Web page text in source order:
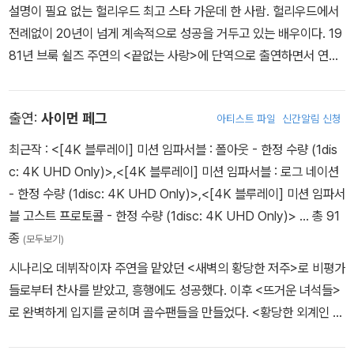
설명이 필요 없는 헐리우드 최고 스타 가운데 한 사람. 헐리우드에서
전례없이 20년이 넘게 계속적으로 성공을 거두고 있는 배우이다. 19
81년 브룩 쉴즈 주연의 <끝없는 사랑>에 단역으로 출연하면서 연기
이어와의 인터뷰> <제리 맥과이어> <매그놀리아> 등의 작품에 출
연하며 인기를 누렸다. 아카데미 남우주연상에 2회, 남우조연상에 1
회 노미네이트 된 바 있으며 <미션 임파서블> 시리즈, <엣지 오브 투
모로우>의 흥행 성공을 이어가고 있다.
출연: 사이먼 페그 아티스트 파일 신간알림 신청
최근작 : <[4K 블루레이] 미션 임파서블 : 폴아웃 - 한정 수량 (1dis
c: 4K UHD Only)>,<[4K 블루레이] 미션 임파서블 : 로그 네이션
- 한정 수량 (1disc: 4K UHD Only)>,<[4K 블루레이] 미션 임파서
블 고스트 프로토콜 - 한정 수량 (1disc: 4K UHD Only)> … 총 91
종 (모두보기)
시나리오 데뷔작이자 주연을 맡았던 <새벽의 황당한 저주>로 비평가
들로부터 찬사를 받았고, 흥행에도 성공했다. 이후 <뜨거운 녀석들>
로 완벽하게 입지를 굳히며 골수팬들을 만들었다. <황당한 외계인 폴